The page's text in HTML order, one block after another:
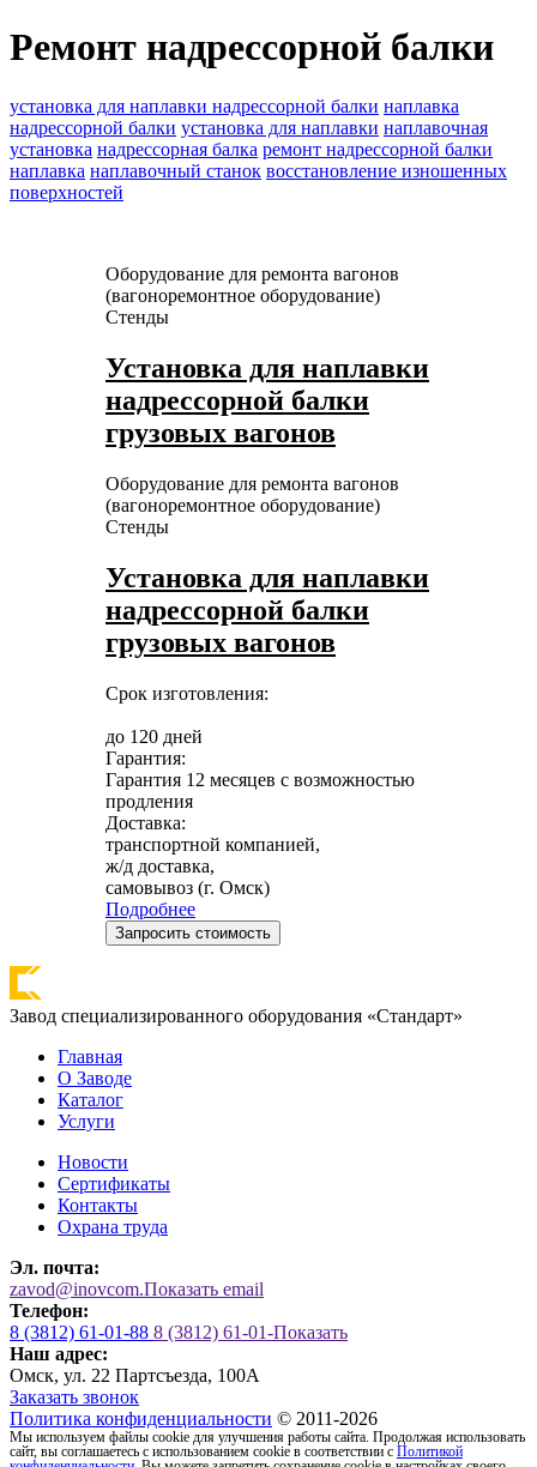
Ремонт надрессорной балки
установка для наплавки надрессорной балки наплавка
надрессорной балки установка для наплавки наплавочная
установка надрессорная балка ремонт надрессорной балки
наплавка наплавочный станок восстановление изношенных
поверхностей
Оборудование для ремонта вагонов
(вагоноремонтное оборудование)
Стенды
Установка для наплавки
надрессорной балки
грузовых вагонов
Оборудование для ремонта вагонов
(вагоноремонтное оборудование)
Стенды
Установка для наплавки
надрессорной балки
грузовых вагонов
Срок изготовления:
до 120 дней
Гарантия:
Гарантия 12 месяцев с возможностью
продления
Доставка:
транспортной компанией,
ж/д доставка,
самовывоз (г. Омск)
Подробнее
Запросить стоимость
Завод специализированного оборудования «Стандарт»
Главная
О Заводе
Каталог
Услуги
Новости
Сертификаты
Контакты
Охрана труда
Эл. почта:
zavod@inovcom.Показать email
Телефон:
8 (3812) 61-01-88 8 (3812) 61-01-Показать
Наш адрес:
Омск, ул. 22 Партсъезда, 100А
Заказать звонок
Политика конфиденциальности © 2011-2026
Мы используем файлы cookie для улучшения работы сайта. Продолжая использовать
сайт, вы соглашаетесь с использованием cookie в соответствии с Политикой